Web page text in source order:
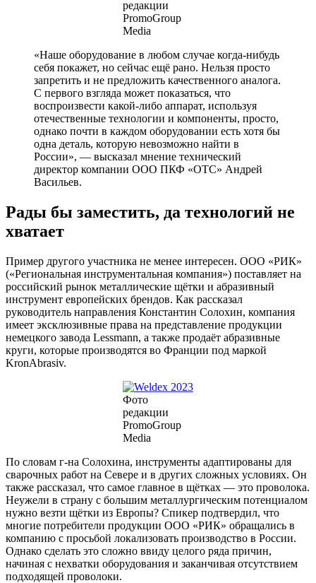
редакции
PromoGroup
Media
«Наше оборудование в любом случае когда-нибудь
себя покажет, но сейчас ещё рано. Нельзя просто
запретить и не предложить качественного аналога.
С первого взгляда может показаться, что
воспроизвести какой-либо аппарат, используя
отечественные технологии и компоненты, просто,
однако почти в каждом оборудовании есть хотя бы
одна деталь, которую невозможно найти в
России», — высказал мнение технический
директор компании ООО ПКФ «ОТС» Андрей
Васильев.
Рады бы заместить, да технологий не
хватает
Пример другого участника не менее интересен. ООО «РИК»
(«Региональная инструментальная компания») поставляет на
российский рынок металлические щётки и абразивный
инструмент европейских брендов. Как рассказал
руководитель направления Константин Солохин, компания
имеет эксклюзивные права на представление продукции
немецкого завода Lessmann, а также продаёт абразивные
круги, которые производятся во Франции под маркой
KronAbrasiv.
Фото
редакции
PromoGroup
Media
По словам г-на Солохина, инструменты адаптированы для
сварочных работ на Севере и в других сложных условиях. Он
также рассказал, что самое главное в щётках — это проволока.
Неужели в страну с большим металлургическим потенциалом
нужно везти щётки из Европы? Спикер подтвердил, что
многие потребители продукции ООО «РИК» обращались в
компанию с просьбой локализовать производство в России.
Однако сделать это сложно ввиду целого ряда причин,
начиная с нехватки оборудования и заканчивая отсутствием
подходящей проволоки.